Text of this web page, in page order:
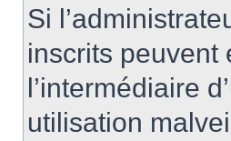
Si
inscrits peuvent
l’intermédiaire
utilisation